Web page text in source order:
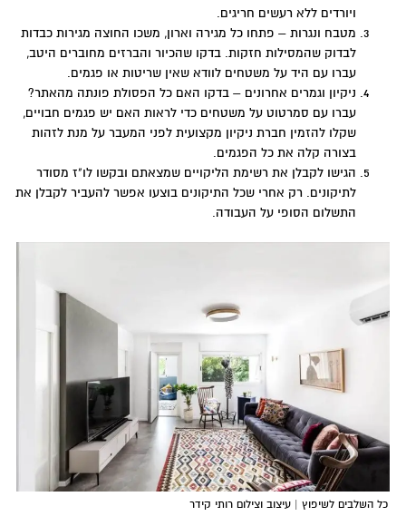
ויורדים ללא רעשים חריגים.
מטבח ונגרות – פתחו כל מגירה וארון, משכו החוצה מגירות כבדות
לבדוק שהמסילות חזקות. בדקו שהכיור והברזים מחוברים היטב,
עברו עם היד על משטחים לוודא שאין שריטות או פגמים.
ניקיון וגמרים אחרונים – בדקו האם כל הפסולת פונתה מהאתר?
עברו עם סמרטוט על משטחים כדי לראות האם יש פגמים חבויים,
שקלו להזמין חברת ניקיון מקצועית לפני המעבר על מנת לזהות
בצורה קלה את כל הפגמים.
הגישו לקבלן את רשימת הליקויים שמצאתם ובקשו לו"ז מסודר
לתיקונים. רק אחרי שכל התיקונים בוצעו אפשר להעביר לקבלן את
התשלום הסופי על העבודה.
כל השלבים לשיפוץ | עיצוב וצילום רותי קידר